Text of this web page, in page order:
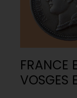
FRANCE
VOSGES